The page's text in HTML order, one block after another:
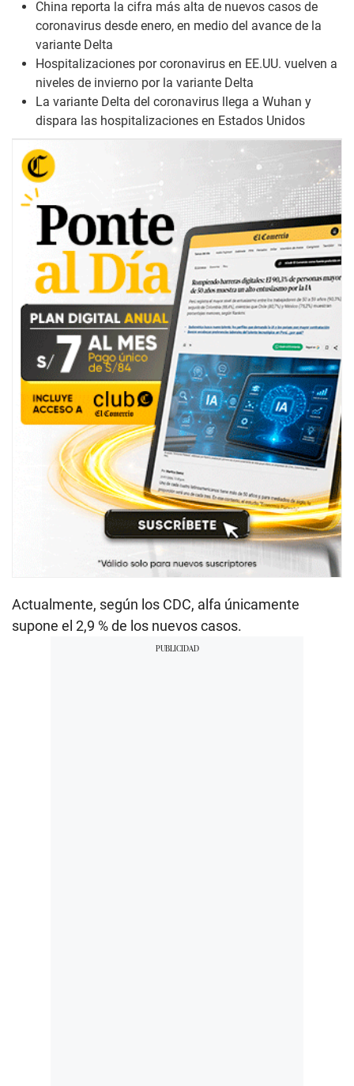
China reporta la cifra más alta de nuevos casos de
coronavirus desde enero, en medio del avance de la
variante Delta
Hospitalizaciones por coronavirus en EE.UU. vuelven a
niveles de invierno por la variante Delta
La variante Delta del coronavirus llega a Wuhan y
dispara las hospitalizaciones en Estados Unidos
Actualmente, según los CDC, alfa únicamente
supone el 2,9 % de los nuevos casos.